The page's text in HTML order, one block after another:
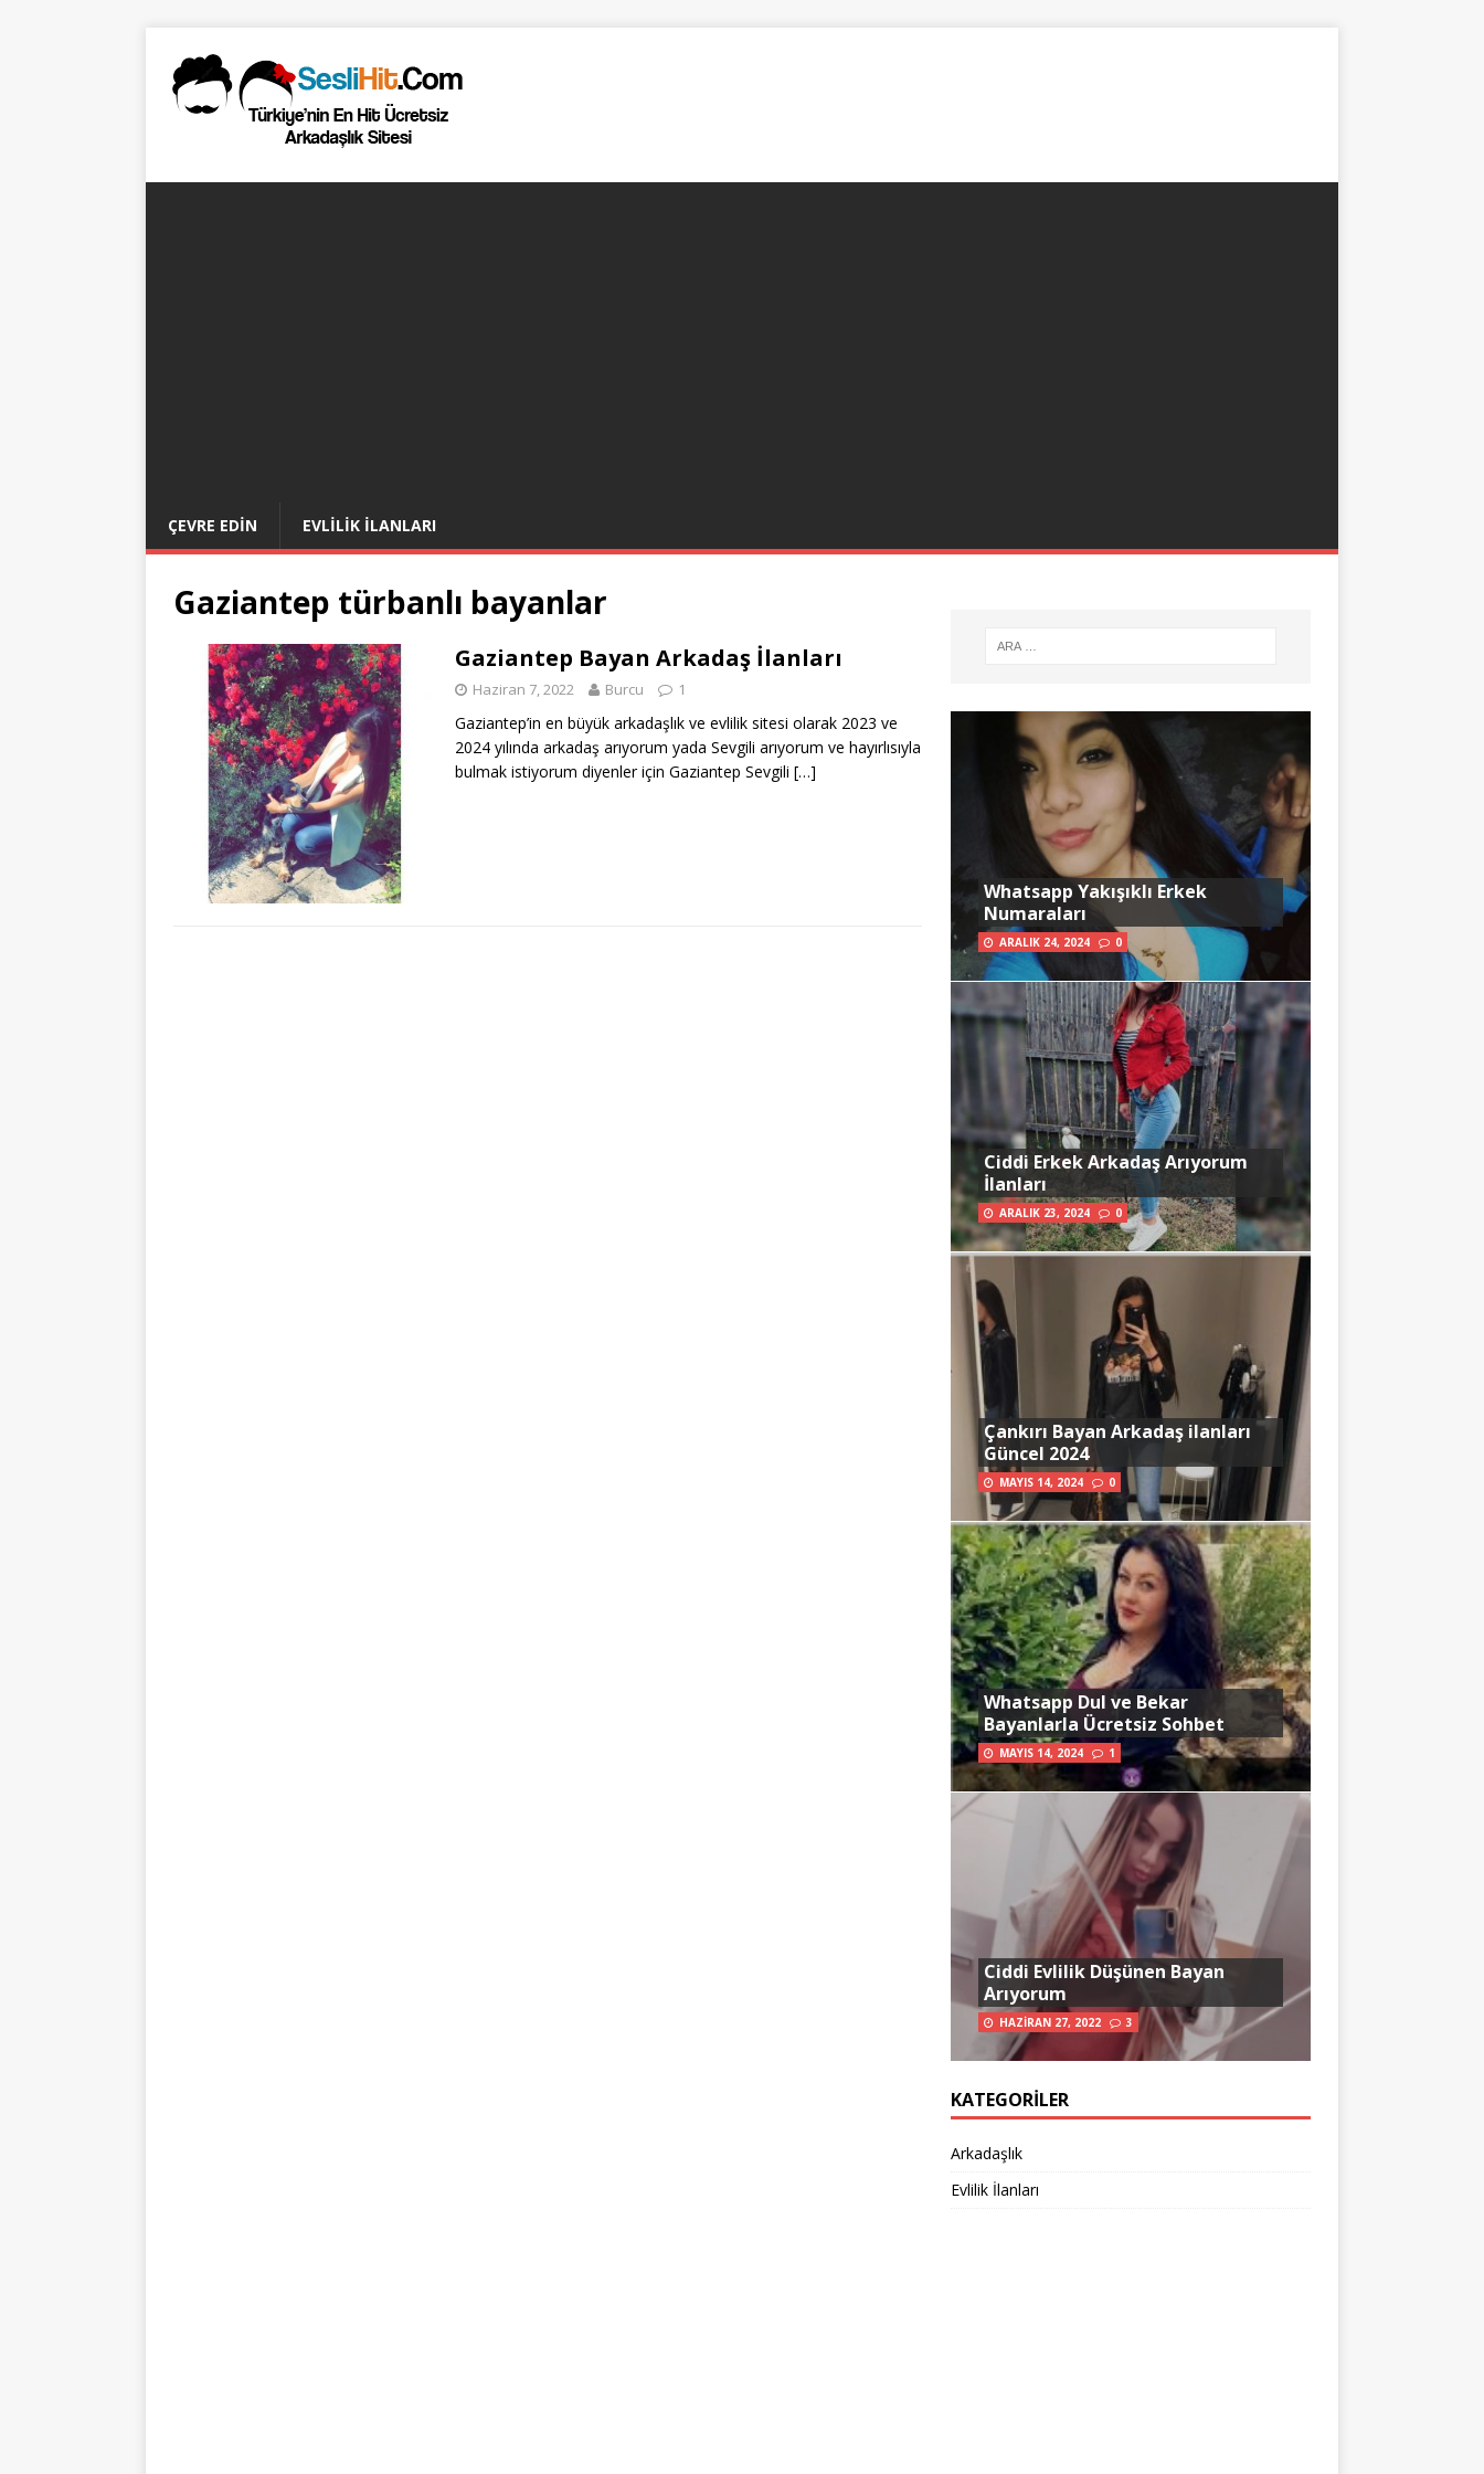
ÇEVRE EDIN EVLILIK İLANLARI
Gaziantep türbanlı bayanlar
Gaziantep Bayan Arkadaş İlanları
Haziran 7, 2022 Burcu 1
Gaziantep’in en büyük arkadaşlık ve evlilik sitesi olarak 2023 ve
2024 yılında arkadaş arıyorum yada Sevgili arıyorum ve hayırlısıyla
bulmak istiyorum diyenler için Gaziantep Sevgili […]
Whatsapp Yakışıklı Erkek
Numaraları
ARALIK 24, 2024 0
Ciddi Erkek Arkadaş Arıyorum
İlanları
ARALIK 23, 2024 0
Çankırı Bayan Arkadaş ilanları
Güncel 2024
MAYIS 14, 2024 0
Whatsapp Dul ve Bekar
Bayanlarla Ücretsiz Sohbet
MAYIS 14, 2024 1
Ciddi Evlilik Düşünen Bayan
Arıyorum
HAZIRAN 27, 2022 3
KATEGORILER
Arkadaşlık
Evlilik İlanları